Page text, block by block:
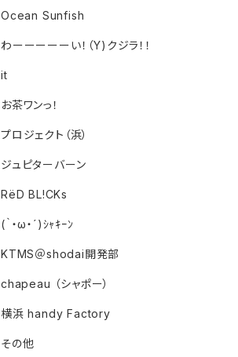
Ocean Sunfish
わーーーーーい！（Y)クジラ！！
it
お茶ワンっ！
プロジェクト（浜）
ジュピターバーン
RëD BL!CKs
(｀・ω・´)ｼｬｷｰﾝ
KTMS＠shodai開発部
chapeau （シャポー）
横浜 handy Factory
その他